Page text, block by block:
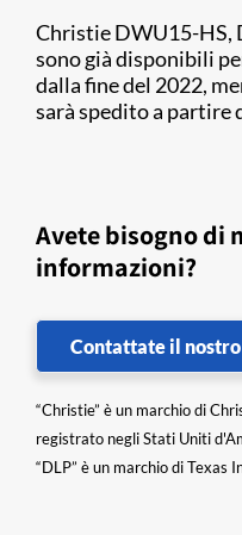
Christie DWU15-HS,
sono già disponibili
dalla fine del 2022,
sarà spedito a partire
Avete bisogno di
informazioni?
Contattate il nostro
“Christie” è un marchio di
registrato negli Stati Uniti
“DLP” è un marchio di Texas